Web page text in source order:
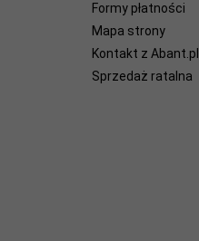
Formy płatności
Mapa strony
Kontakt z Abant.pl
Sprzedaż ratalna